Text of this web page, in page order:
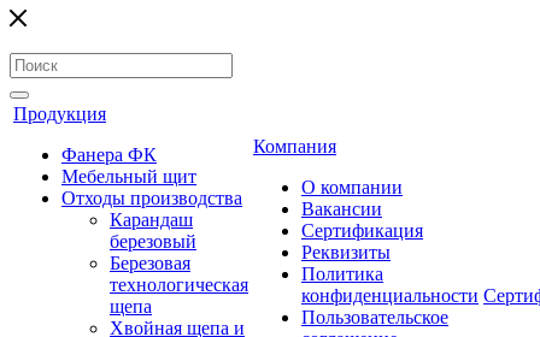
Продукция
Фанера ФК
Мебельный щит
Отходы производства
Карандаш
березовый
Березовая
технологическая
щепа
Хвойная щепа и
Компания
О компании
Вакансии
Сертификация
Реквизиты
Политика
конфиденциальности
Пользовательское